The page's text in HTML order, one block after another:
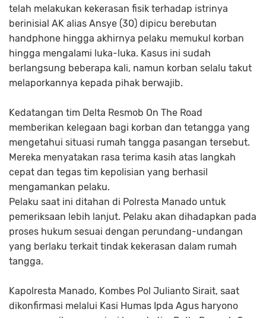
telah melakukan kekerasan fisik terhadap istrinya
berinisial AK alias Ansye (30) dipicu berebutan
handphone hingga akhirnya pelaku memukul korban
hingga mengalami luka-luka. Kasus ini sudah
berlangsung beberapa kali, namun korban selalu takut
melaporkannya kepada pihak berwajib.
Kedatangan tim Delta Resmob On The Road
memberikan kelegaan bagi korban dan tetangga yang
mengetahui situasi rumah tangga pasangan tersebut.
Mereka menyatakan rasa terima kasih atas langkah
cepat dan tegas tim kepolisian yang berhasil
mengamankan pelaku.
Pelaku saat ini ditahan di Polresta Manado untuk
pemeriksaan lebih lanjut. Pelaku akan dihadapkan pada
proses hukum sesuai dengan perundang-undangan
yang berlaku terkait tindak kekerasan dalam rumah
tangga.
Kapolresta Manado, Kombes Pol Julianto Sirait, saat
dikonfirmasi melalui Kasi Humas Ipda Agus haryono